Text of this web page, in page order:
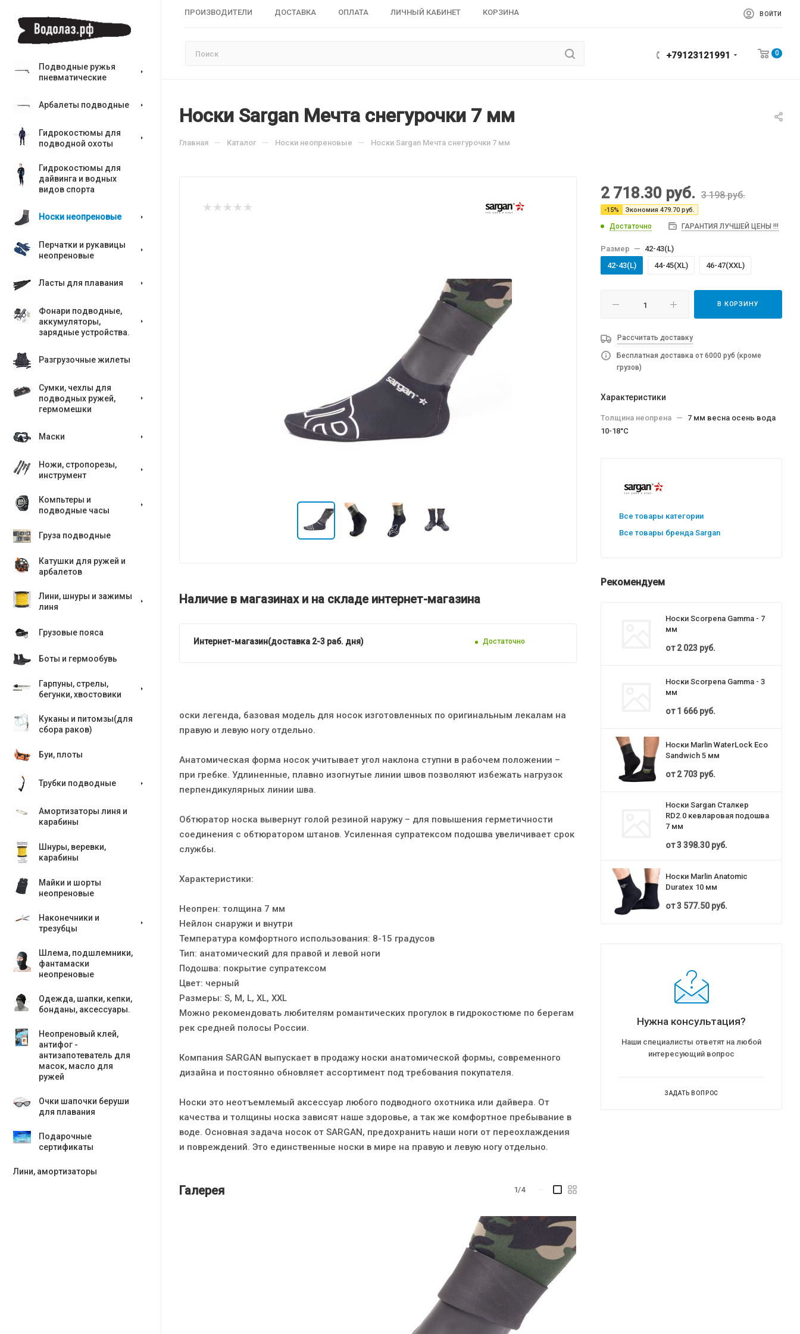
ПРОИЗВОДИТЕЛИ ДОСТАВКА ОПЛАТА ЛИЧНЫЙ КАБИНЕТ КОРЗИНА ВОЙТИ
+79123121991 0
Подводные ружья
пневматические
Арбалеты подводные
Гидрокостюмы для
подводной охоты
Гидрокостюмы для
дайвинга и водных
видов спорта
Носки неопреновые
Перчатки и рукавицы
неопреновые
Ласты для плавания
Фонари подводные,
аккумуляторы,
зарядные устройства.
Разгрузочные жилеты
Сумки, чехлы для
подводных ружей,
гермомешки
Маски
Ножи, стропорезы,
инструмент
Компьтеры и
подводные часы
Груза подводные
Катушки для ружей и
арбалетов
Лини, шнуры и зажимы
линя
Грузовые пояса
Боты и гермообувь
Гарпуны, стрелы,
бегунки, хвостовики
Куканы и питомзы(для
сбора раков)
Буи, плоты
Трубки подводные
Амортизаторы линя и
карабины
Шнуры, веревки,
карабины
Майки и шорты
неопреновые
Наконечники и
трезубцы
Шлема, подшлемники,
фантамаски
неопреновые
Одежда, шапки, кепки,
бонданы, аксесcуары.
Неопреновый клей,
антифог -
антизапотеватель для
масок, масло для
ружей
Очки шапочки беруши
для плавания
Подарочные
сертификаты
Лини, амортизаторы
Носки Sargan Мечта снегурочки 7 мм
Главная — Каталог — Носки неопреновые — Носки Sargan Мечта снегурочки 7 мм
Наличие в магазинах и на складе интернет-магазина
Интернет-магазин(доставка 2-3 раб. дня) Достаточно
оски легенда, базовая модель для носок изготовленных по оригинальным лекалам на
правую и левую ногу отдельно.
Анатомическая форма носок учитывает угол наклона ступни в рабочем положении –
при гребке. Удлиненные, плавно изогнутые линии швов позволяют избежать нагрузок
перпендикулярных линии шва.
Обтюратор носка вывернут голой резиной наружу – для повышения герметичности
соединения с обтюратором штанов. Усиленная супратексом подошва увеличивает срок
службы.
Характеристики:
Неопрен: толщина 7 мм
Нейлон снаружи и внутри
Температура комфортного использования: 8-15 градусов
Тип: анатомический для правой и левой ноги
Подошва: покрытие супратексом
Цвет: черный
Размеры: S, M, L, XL, XXL
Можно рекомендовать любителям романтических прогулок в гидрокостюме по берегам
рек средней полосы России.
Компания SARGAN выпускает в продажу носки анатомической формы, современного
дизайна и постоянно обновляет ассортимент под требования покупателя.
Носки это неотъемлемый аксессуар любого подводного охотника или дайвера. От
качества и толщины носка зависят наше здоровье, а так же комфортное пребывание в
воде. Основная задача носок от SARGAN, предохранить наши ноги от переохлаждения
и повреждений. Это единственные носки в мире на правую и левую ногу отдельно.
Галерея 1/4
2 718.30 руб. 3 198руб.
-15% Экономия 479.70 руб.
Достаточно ГАРАНТИЯ ЛУЧШЕЙ ЦЕНЫ !!!
Размер — 42-43(L)
42-43(L)
44-45(XL) 46-47(XXL)
В КОРЗИНУ
Рассчитать доставку
Бесплатная доставка от 6000 руб (кроме
грузов)
Характеристики
Толщина неопрена —
7 мм весна осень вода
10-18°C
Все товары категории
Все товары бренда Sargan
Рекомендуем
Носки Scorpena Gamma - 7
мм
от2 023 руб.
Носки Scorpena Gamma - 3
мм
от1 666 руб.
Носки Marlin WaterLock Eco
Sandwich 5 мм
от2 703 руб.
Носки Sargan Cталкер
RD2.0 кевларовая подошва
7 мм
от3 398.30 руб.
Носки Marlin Anatomic
Duratex 10 мм
от3 577.50 руб.
Нужна консультация?
Наши специалисты ответят на любой
интересующий вопрос
ЗАДАТЬ ВОПРОС